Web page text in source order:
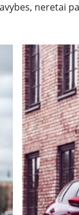
neretai